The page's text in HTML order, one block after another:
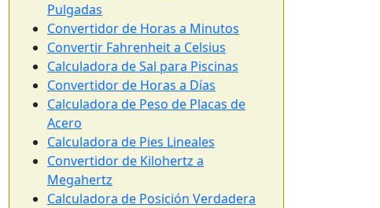
Pulgadas
Convertidor de Horas a Minutos
Convertir Fahrenheit a Celsius
Calculadora de Sal para Piscinas
Convertidor de Horas a Días
Calculadora de Peso de Placas de
Acero
Calculadora de Pies Lineales
Convertidor de Kilohertz a
Megahertz
Calculadora de Posición Verdadera